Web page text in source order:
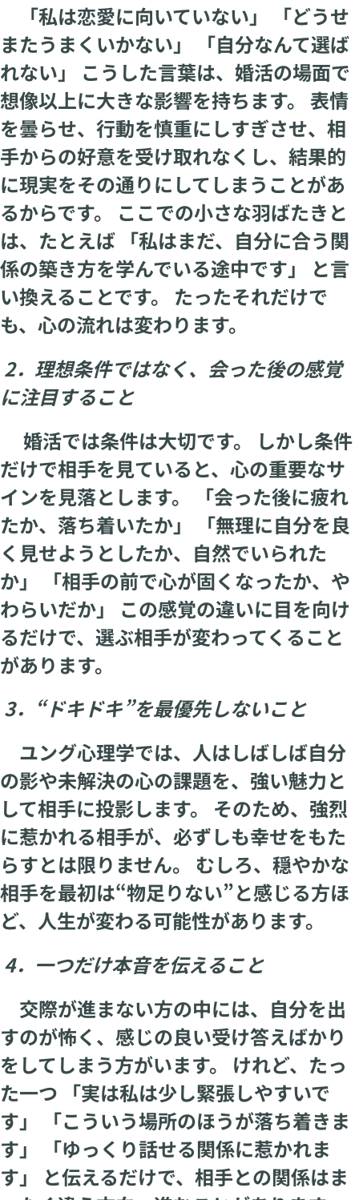
「私は恋愛に向いていない」 「どうせ
またうまくいかない」 「自分なんて選ば
れない」 こうした言葉は、婚活の場面で
想像以上に大きな影響を持ちます。 表情
を曇らせ、行動を慎重にしすぎさせ、相
手からの好意を受け取れなくし、結果的
に現実をその通りにしてしまうことがあ
るからです。 ここでの小さな羽ばたきと
は、たとえば 「私はまだ、自分に合う関
係の築き方を学んでいる途中です」 と言
い換えることです。 たったそれだけで
も、心の流れは変わります。
2．理想条件ではなく、会った後の感覚
に注目すること
婚活では条件は大切です。 しかし条件
だけで相手を見ていると、心の重要なサ
インを見落とします。 「会った後に疲れ
たか、落ち着いたか」 「無理に自分を良
く見せようとしたか、自然でいられた
か」 「相手の前で心が固くなったか、や
わらいだか」 この感覚の違いに目を向け
るだけで、選ぶ相手が変わってくること
があります。
3．“ドキドキ”を最優先しないこと
ユング心理学では、人はしばしば自分
の影や未解決の心の課題を、強い魅力と
して相手に投影します。 そのため、強烈
に惹かれる相手が、必ずしも幸せをもた
らすとは限りません。 むしろ、穏やかな
相手を最初は“物足りない”と感じる方ほ
ど、人生が変わる可能性があります。
4．一つだけ本音を伝えること
交際が進まない方の中には、自分を出
すのが怖く、感じの良い受け答えばかり
をしてしまう方がいます。 けれど、たっ
た一つ 「実は私は少し緊張しやすいで
す」 「こういう場所のほうが落ち着きま
す」 「ゆっくり話せる関係に惹かれま
す」 と伝えるだけで、相手との関係はま